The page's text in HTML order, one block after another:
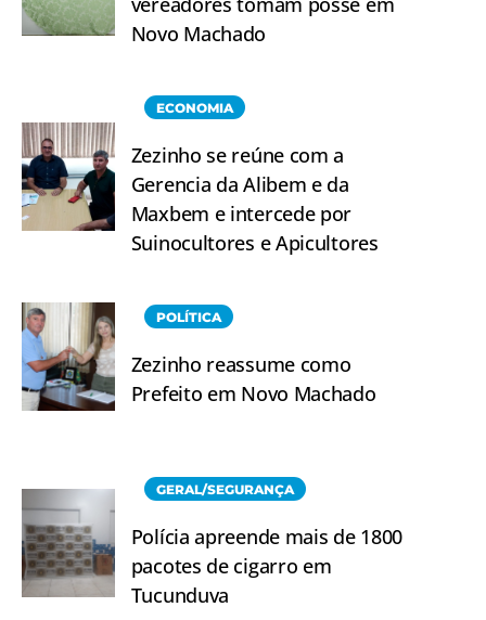
Novo Machado
ECONOMIA
Zezinho se reúne com a
Gerencia da Alibem e da
Maxbem e intercede por
Suinocultores e Apicultores
POLÍTICA
Zezinho reassume como
Prefeito em Novo Machado
GERAL/SEGURANÇA
Polícia apreende mais de 1800
pacotes de cigarro em
Tucunduva